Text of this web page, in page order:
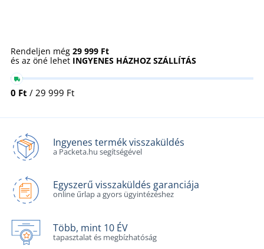
Rendeljen még 29 999 Ft
és az öné lehet INGYENES HÁZHOZ SZÁLLÍTÁS
0 Ft / 29 999 Ft
Ingyenes termék visszaküldés
a Packeta.hu segítségével
Egyszerű visszaküldés garanciája
online űrlap a gyors ügyintézéshez
Több, mint 10 ÉV
tapasztalat és megbízhatóság